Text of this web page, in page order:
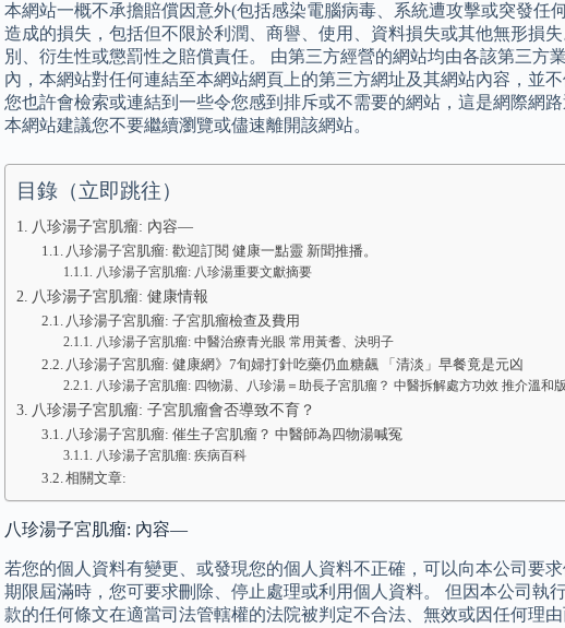
本網站一概不承擔賠償因意外(包括感染電腦病毒、系統遭攻擊或突發任
造成的損失，包括但不限於利潤、商譽、使用、資料損失或其他無形損
別、衍生性或懲罰性之賠償責任。 由第三方經營的網站均由各該第三方
內，本網站對任何連結至本網站網頁上的第三方網址及其網站內容，並
您也許會檢索或連結到一些令您感到排斥或不需要的網站，這是網際網
本網站建議您不要繼續瀏覽或儘速離開該網站。
目錄（立即跳往）
八珍湯子宮肌瘤: 內容—
八珍湯子宮肌瘤: 歡迎訂閱 健康一點靈 新聞推播。
八珍湯子宮肌瘤: 八珍湯重要文獻摘要
八珍湯子宮肌瘤: 健康情報
八珍湯子宮肌瘤: 子宮肌瘤檢查及費用
八珍湯子宮肌瘤: 中醫治療青光眼 常用黃耆、決明子
八珍湯子宮肌瘤: 健康網》7旬婦打針吃藥仍血糖飆 「清淡」早餐竟是元凶
八珍湯子宮肌瘤: 四物湯、八珍湯＝助長子宮肌瘤？ 中醫拆解處方功效 推介溫和
八珍湯子宮肌瘤: 子宮肌瘤會否導致不育？
八珍湯子宮肌瘤: 催生子宮肌瘤？ 中醫師為四物湯喊冤
八珍湯子宮肌瘤: 疾病百科
相關文章:
八珍湯子宮肌瘤: 內容—
若您的個人資料有變更、或發現您的個人資料不正確，可以向本公司要
期限屆滿時，您可要求刪除、停止處理或利用個人資料。 但因本公司執
款的任何條文在適當司法管轄權的法院被判定不合法、無效或因任何理